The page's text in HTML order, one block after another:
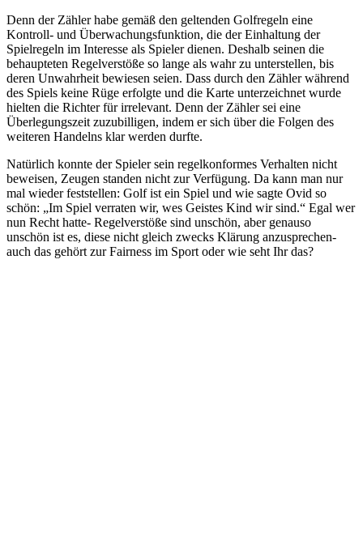
Denn der Zähler habe gemäß den geltenden Golfregeln eine
Kontroll- und Überwachungsfunktion, die der Einhaltung der
Spielregeln im Interesse als Spieler dienen. Deshalb seinen die
behaupteten Regelverstöße so lange als wahr zu unterstellen, bis
deren Unwahrheit bewiesen seien. Dass durch den Zähler während
des Spiels keine Rüge erfolgte und die Karte unterzeichnet wurde
hielten die Richter für irrelevant. Denn der Zähler sei eine
Überlegungszeit zuzubilligen, indem er sich über die Folgen des
weiteren Handelns klar werden durfte.
Natürlich konnte der Spieler sein regelkonformes Verhalten nicht
beweisen, Zeugen standen nicht zur Verfügung. Da kann man nur
mal wieder feststellen: Golf ist ein Spiel und wie sagte Ovid so
schön: „Im Spiel verraten wir, wes Geistes Kind wir sind.“ Egal wer
nun Recht hatte- Regelverstöße sind unschön, aber genauso
unschön ist es, diese nicht gleich zwecks Klärung anzusprechen-
auch das gehört zur Fairness im Sport oder wie seht Ihr das?